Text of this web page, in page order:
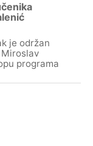
je održan
programa